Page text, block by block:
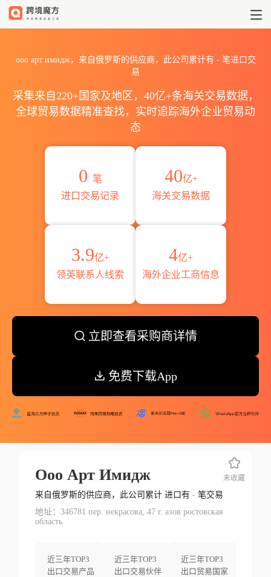
ооо арт имидж，来自俄罗斯的供应商，此公司累计有 -笔进口交
易
采集来自220+国家及地区，40亿+条海关交易数据，
全球贸易数据精准查找，实时追踪海外企业贸易动
态
0 笔
进口交易记录
40亿+
海关交易数据
3.9亿+
领英联系人线索
4亿+
海外企业工商信息
立即查看采购商详情
免费下载App
Ооо Арт Имидж
来自俄罗斯的供应商，此公司累计 进口有 -笔交易
地址：346781 пер. некрасова, 47 г. азов ростовская
область
近三年TOP3
出口交易产品
近三年TOP3
出口交易伙伴
近三年TOP3
出口贸易国家
未收藏